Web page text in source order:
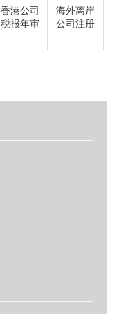
香港公司
税报年审
海外离岸
公司注册